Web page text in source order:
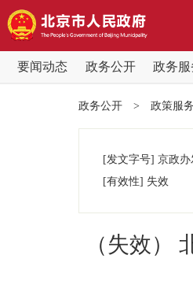
要闻动态 政务公开 政务服
党中央
政务公开
政务公开 > 政策服务
[发文字号] 京政办
[有效性] 失效
（失效）